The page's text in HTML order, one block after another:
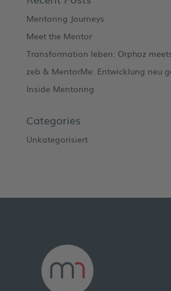
Mentoring Journeys
Meet the Mentor
Transformation leben: Orphoz
zeb & MentorMe: Entwicklung neu
Inside Mentoring
Categories
Unkategorisiert